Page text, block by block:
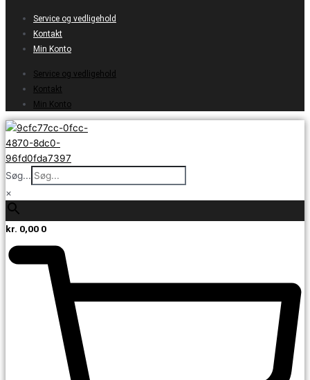
Service og vedligehold
Kontakt
Min Konto
Service og vedligehold
Kontakt
Min Konto
Søg...
×
kr. 0,00 0